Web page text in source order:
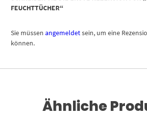
FEUCHTTÜCHER“
Sie müssenangemeldetsein, um eine
können.
Ähnliche